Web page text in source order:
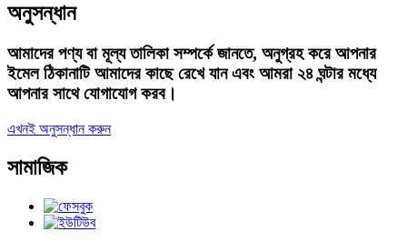
অনুসন্ধান
আমাদের পণ্য বা মূল্য তালিকা সম্পর্কে জানতে, অনুগ্রহ করে আপনার
ইমেল ঠিকানাটি আমাদের কাছে রেখে যান এবং আমরা ২৪ ঘন্টার মধ্যে
আপনার সাথে যোগাযোগ করব।
এখনই অনুসন্ধান করুন
সামাজিক